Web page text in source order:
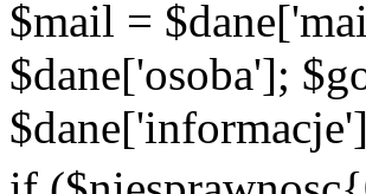
$mail =
$dane['osoba'];